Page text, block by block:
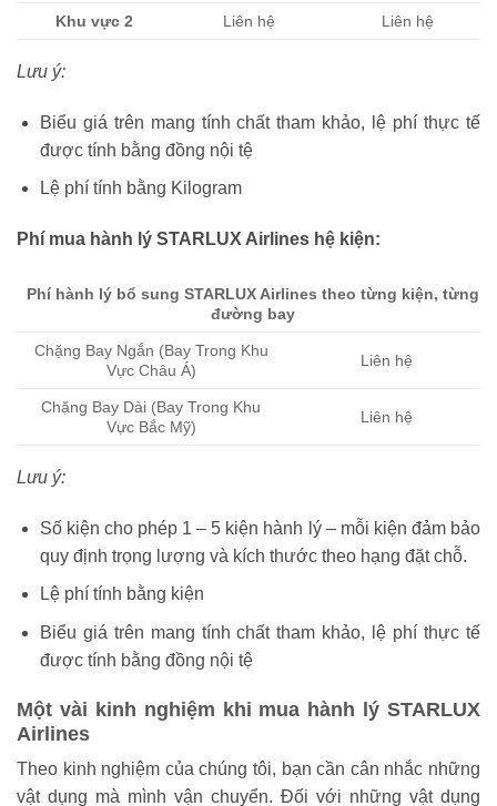
Khu vực 2 Liên hệ Liên hệ
Lưu ý:
Biểu giá trên mang tính chất tham khảo, lệ phí thực tế
được tính bằng đồng nội tệ
Lệ phí tính bằng Kilogram
Phí mua hành lý STARLUX Airlines hệ kiện:
Phí hành lý bổ sung STARLUX Airlines theo từng kiện, từng
đường bay
Chặng Bay Ngắn (Bay Trong Khu
Vực Châu Á)
Liên hệ
Chặng Bay Dài (Bay Trong Khu
Vực Bắc Mỹ)
Liên hệ
Lưu ý:
Số kiện cho phép 1 – 5 kiện hành lý – mỗi kiện đảm bảo
quy định trọng lượng và kích thước theo hạng đặt chỗ.
Lệ phí tính bằng kiện
Biểu giá trên mang tính chất tham khảo, lệ phí thực tế
được tính bằng đồng nội tệ
Một vài kinh nghiệm khi mua hành lý STARLUX
Airlines
Theo kinh nghiệm của chúng tôi, bạn cần cân nhắc những
vật dụng mà mình vận chuyển. Đối với những vật dụng